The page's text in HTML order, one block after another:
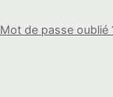
Mot de passe oublié